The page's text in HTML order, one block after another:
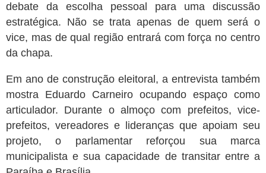
debate da escolha pessoal para uma discussão
estratégica. Não se trata apenas de quem será o
vice, mas de qual região entrará com força no centro
da chapa.
Em ano de construção eleitoral, a entrevista também
mostra Eduardo Carneiro ocupando espaço como
articulador. Durante o almoço com prefeitos, vice-
prefeitos, vereadores e lideranças que apoiam seu
projeto, o parlamentar reforçou sua marca
municipalista e sua capacidade de transitar entre a